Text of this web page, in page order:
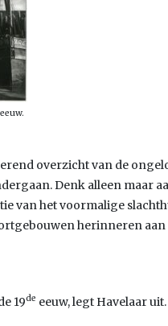
overzicht van de
Denk alleen maar
van het voormalige
herinneren
19de eeuw, legt Havelaar uit.